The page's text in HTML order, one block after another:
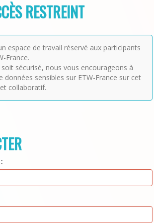
RESTREINT
espace de travail réservé aux participants
France.
sécurisé, nous vous encourageons à
données sensibles sur ETW-France sur cet
collaboratif.